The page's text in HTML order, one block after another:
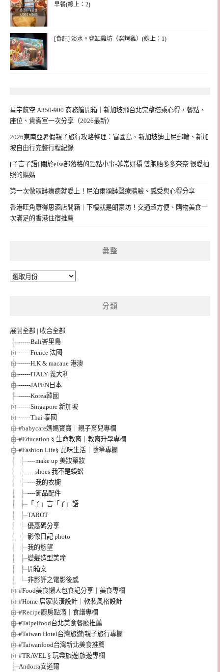
早餐(線上：2)
[食記] 淡水。甕缸雞坊（窯烤雞）(線上：1)
星宇航空 A350-900 商務艙開箱｜新加坡飛台北完整搭乘心得，餐點、
座位、貴賓室一次分享（2026最新）
2026東南亞暑假親子旅行攻略整理：富國島、新加坡迪士尼郵輪、新加
坡自由行完整行程紀錄
[子言子語] 關於elsa部落格的點點小事-菲常好攝 雙胞胎多多奈奈 很愛拍
照的媽媽
第一次做頌缽療癒就愛上！尼泊爾頌缽聲療體驗、感受與心得分享
香港旺角康得思酒店開箱｜下樓就是朗豪坊！交通超方便、購物美食一
次滿足的香港住宿推薦
彙整
彙
分類
展開全部 | 收合全部
------Bali峇里島
------Frence 法國
------H.K & macaue 港澳
------ITALY 義大利
------JAPEN日本
------Korea韓國
------Singapore 新加坡
------Thai 泰國
#babycare媽媽寶寶｜親子育兒專欄
#Education § 生命教育｜教育升學專欄
#Fashion Life§ 品味生活｜隨筆專欄
----make up 美妝藥妝
----shoes 我不是蜈蚣
----我的衣櫥
----飾品配件
「子」言「子」語
TAROT
優惠碼分享
影像日記 photo
我的慾望
變髮造型美瞳
開箱文
非影評之電影後感
#Food美食懶人包食記分享｜美食專欄
#Home 居家裝潢設計｜軟裝風格設計
#Recipe廚房點滴｜食譜專欄
#Taipeifood台北美食餐廳推薦
#Taiwan Hotel台灣旅遊|親子旅行專欄
#Taiwanfood台灣新北美食推薦
#TRAVEL § 玩樂旅遊|旅遊專欄
Andorra安道爾